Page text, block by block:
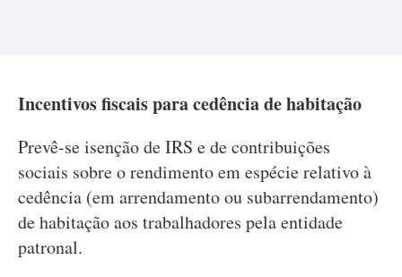
Incentivos fiscais para cedência de habitação
Prevê-se isenção de IRS e de contribuições
sociais sobre o rendimento em espécie relativo à
cedência (em arrendamento ou subarrendamento)
de habitação aos trabalhadores pela entidade
patronal.